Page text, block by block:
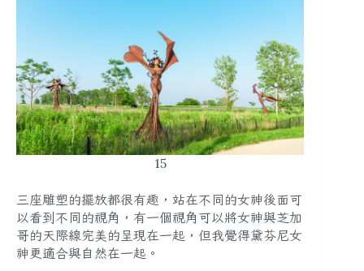
15
三座雕塑的擺放都很有趣，站在不同的女神後面可
以看到不同的視角，有一個視角可以將女神與芝加
哥的天際線完美的呈現在一起，但我覺得黛芬尼女
神更適合與自然在一起。